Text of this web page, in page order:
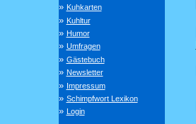
» Kuhkarten
» Kuhltur
» Humor
» Umfragen
» Gästebuch
» Newsletter
» Impressum
» Schimpfwort Lexikon
» Login